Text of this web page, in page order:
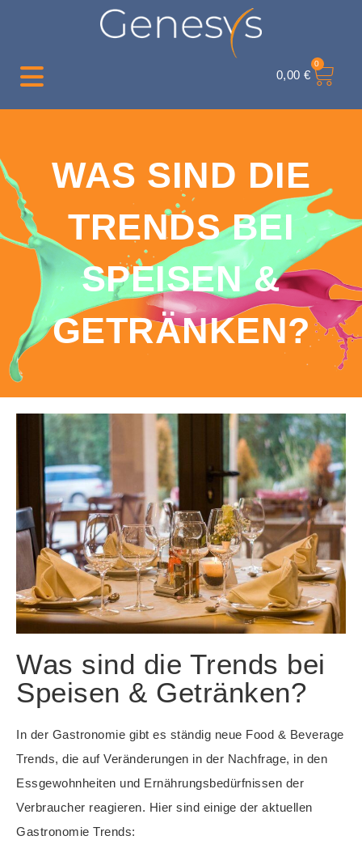
0,00 €
0
WAS SIND DIE
TRENDS BEI
SPEISEN &
GETRÄNKEN?
Was sind die Trends bei
Speisen & Getränken?
In der Gastronomie gibt es ständig neue Food & Beverage
Trends, die auf Veränderungen in der Nachfrage, in den
Essgewohnheiten und Ernährungsbedürfnissen der
Verbraucher reagieren. Hier sind einige der aktuellen
Gastronomie Trends: